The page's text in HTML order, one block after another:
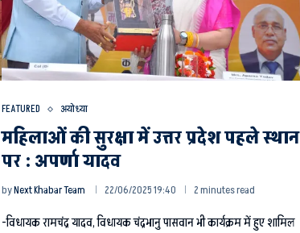
FEATURED अयोध्या
महिलाओं की सुरक्षा में उत्तर प्रदेश पहले स्थान
पर : अपर्णा यादव
byNext Khabar Team 22/06/2025 19:40 2 minutes read
-विधायक रामचंद्र यादव, विधायक चंद्रभानु पासवान भी कार्यक्रम में हुए शामिल